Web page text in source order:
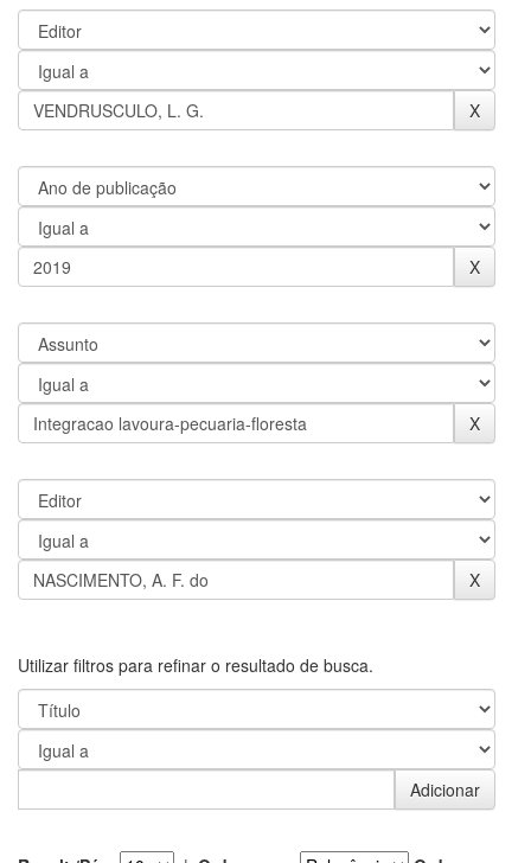
Utilizar filtros para refinar o resultado de busca.